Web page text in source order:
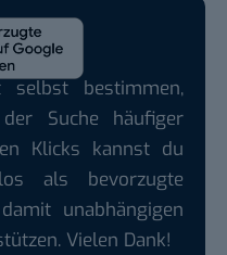
bestimmen,
Suche häufiger
Klicks kannst du
als bevorzugte
unabhängigen
Vielen Dank!